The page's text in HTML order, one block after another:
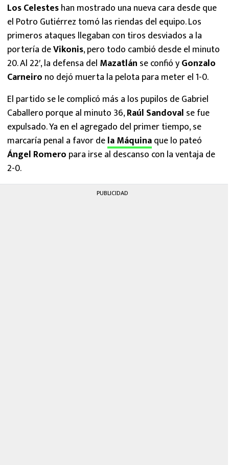
Los Celesteshan mostrado una nueva cara desde que
el Potro Gutiérrez tomó las riendas del equipo. Los
primeros ataques llegaban con tiros desviados a la
portería deVikonis, pero todo cambió desde el minuto
20. Al 22′, la defensa del Mazatlán se confió yGonzalo
Carneiro no dejó muerta la pelota para meter el 1-0.
El partido se le complicó más a los pupilos de Gabriel
Caballero porque al minuto 36,Raúl Sandoval se fue
expulsado. Ya en el agregado del primer tiempo, se
marcaría penal a favor dela Máquinaque lo pateó
Ángel Romero para irse al descanso con la ventaja de
2-0.
PUBLICIDAD